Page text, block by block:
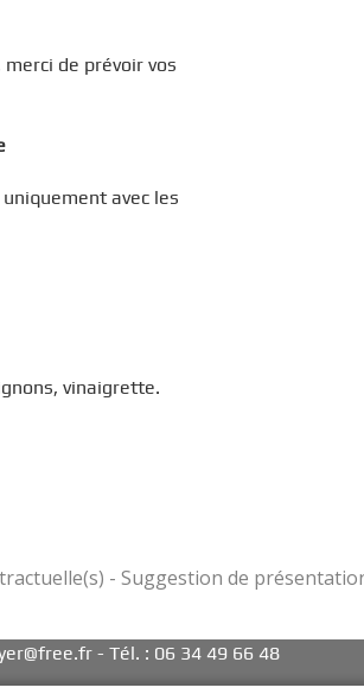
merci de prévoir vos
avec les
vinaigrette.
- Tél. : 06 34 49 66 48